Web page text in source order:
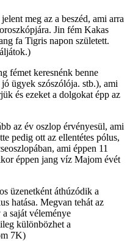
meg az a beszéd, ami arra
Jin fém Kakas
fa Tigris napon született.
fémet keresnénk benne
ügyek szószólója. stb.), ami
és ezeket a dolgokat épp az
az év oszlop érvényesül, ami
pedig ott az ellentétes pólus,
ami éppen 11
éppen jang víz Majom évét
üzenetként áthúzódik a
hatása. Megvan tehát az
saját véleménye
különbözhet a
7K)